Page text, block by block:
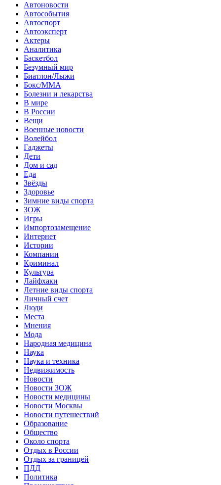
Автоновости
Автособытия
Автоспорт
Автоэксперт
Актеры
Аналитика
Баскетбол
Безумный мир
Биатлон/Лыжи
Бокс/MMA
Болезни и лекарства
В мире
В России
Вещи
Военные новости
Волейбол
Гаджеты
Дети
Дом и сад
Еда
Звёзды
Здоровье
Зимние виды спорта
ЗОЖ
Игры
Импортозамещение
Интернет
Истории
Компании
Криминал
Культура
Лайфхаки
Летние виды спорта
Личный счет
Люди
Места
Мнения
Мода
Народная медицина
Наука
Наука и техника
Недвижимость
Новости
Новости ЗОЖ
Новости медицины
Новости Москвы
Новости путешествий
Образование
Общество
Около спорта
Отдых в России
Отдых за границей
ПДД
Политика